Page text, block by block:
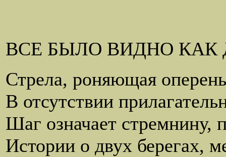
ВСЕ БЫЛО ВИДНО КАК
Стрела, роняющая
В отсутствии
Шаг означает стремнину,
Истории о двух берегах,